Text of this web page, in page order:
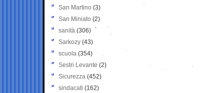
San Martino (3)
San Miniato (2)
sanità (306)
Sarkozy (43)
scuola (354)
Sestri Levante (2)
Sicurezza (452)
sindacati (162)